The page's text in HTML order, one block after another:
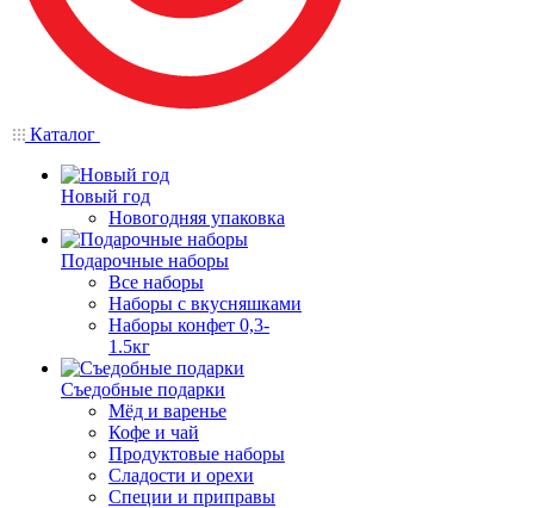
Каталог
Новый год
Новогодняя упаковка
Подарочные наборы
Все наборы
Наборы с вкусняшками
Наборы конфет 0,3-
1.5кг
Съедобные подарки
Мёд и варенье
Кофе и чай
Продуктовые наборы
Сладости и орехи
Специи и приправы